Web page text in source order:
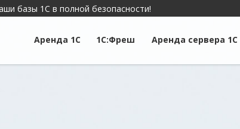
базы 1С в полной безопасности!
Аренда 1С 1С:Фреш Аренда сервера 1С